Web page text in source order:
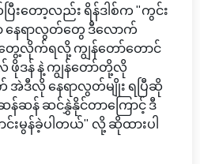
းတော့လည်း ရိန်ဒါစ်က "ကွင်း
နေရာလွတ်တွေ ဒီလောက်
တွေ့လိုက်ရလို့ ကျွန်တော်တောင်
ဖိုဒန် နဲ့ ကျွန်တော်တို့လို
ဒီလို နေရာလွတ်မျိုး ရပြီဆို
န်ဆန် ဆင်နွှဲနိုင်တာကြောင့် ဒီ
မွန်ခဲ့ပါတယ်" လို့ ဆိုထားပါ